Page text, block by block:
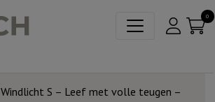
0
Windlicht S – Leef met volle teugen –